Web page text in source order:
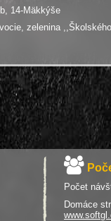
14-Mäkkýše
zelenina
Počet
Domáce